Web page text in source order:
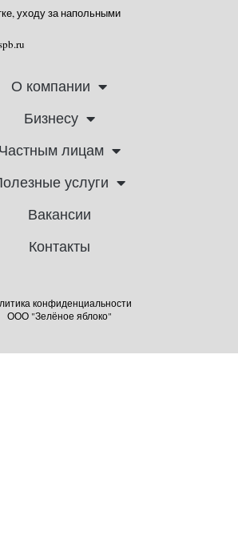
О компании
Бизнесу
Частным лицам
услуги
Вакансии
Контакты
уходу за напольными
конфиденциальности
ООО "Зелёное яблоко"